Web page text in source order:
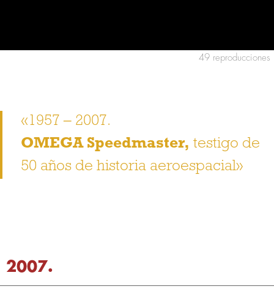
49 reproducciones
«1957 – 2007.
OMEGA Speedmaster, testigo de
50 años de historia aeroespacial»
2007.